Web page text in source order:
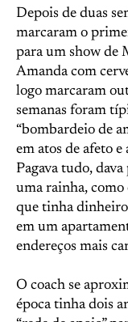
Depois de duas
marcaram o
para um show de
Amanda com
logo marcaram
semanas foram
“bombardeio de
em atos de afeto
Pagava tudo,
uma rainha,
que tinha
em um
endereços mais
O coach se
época tinha dois